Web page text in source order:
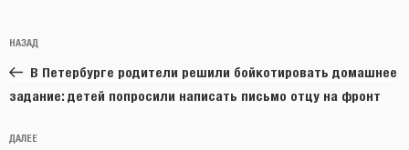
по
записям
Предыдущая
запись:
НАЗАД
В Петербурге родители решили бойкотировать домашнее
задание: детей попросили написать письмо отцу на фронт
Следующая
ДАЛЕЕ